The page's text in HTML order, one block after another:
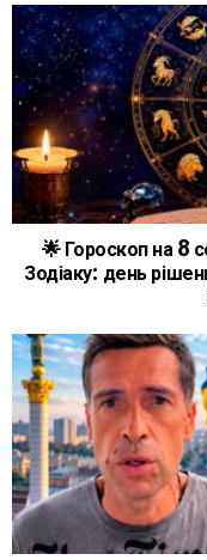
🌟 Гороскоп на 8
Зодіаку: день